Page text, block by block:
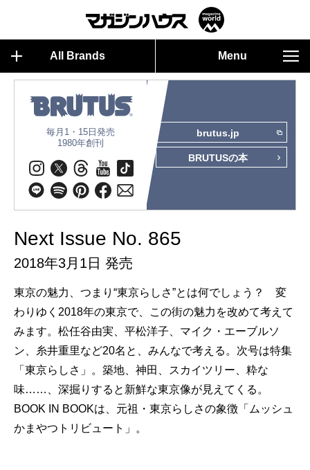
All Brands Menu
毎月1・15日発売
1980年創刊
brutus.jp
BRUTUSの本
Next Issue No. 865
2018年3月1日 発売
東京の魅力、つまり“東京らしさ”とは何でしょう？ 変
わりゆく2018年の東京で、この街の魅力を改めて考えて
みます。松任谷由実、平松洋子、マイク・エーブルソ
ン、糸井重里など20名と、みんなで考える。次号は特集
「東京らしさ」。築地、神田、スカイツリー、粋な
味……、深掘りすると新鮮な東京像が見えてくる。
BOOK IN BOOKは、元祖・東京らしさの象徴「ムッシュ
かまやつトリビュート」。